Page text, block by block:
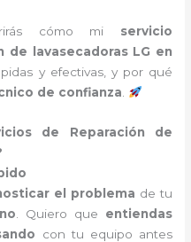
cómo mi servicio
de lavasecadoras LG en
y efectivas, y por qué
de confianza
de Reparación de
el problema de tu
. Quiero que entiendas
con tu equipo antes